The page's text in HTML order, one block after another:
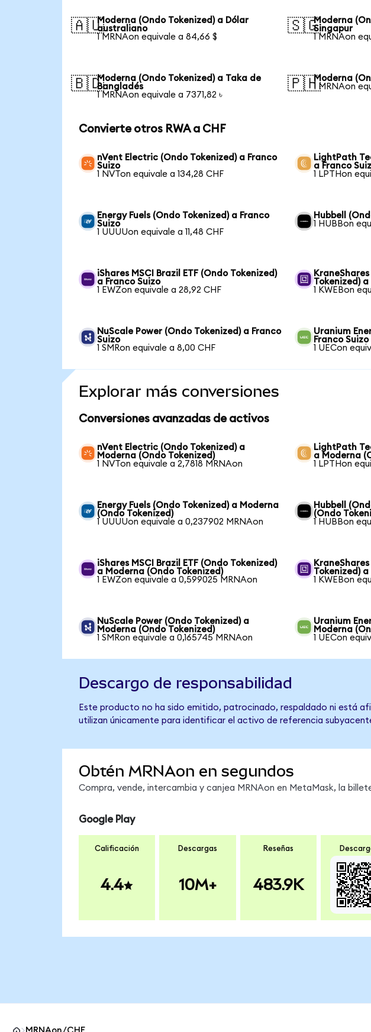
🇦🇺Moderna (Ondo Tokenized) a Dólar
australiano
1 MRNAon equivale a 84,66 $
🇸🇬Moderna
Singapur
1 MRNAon
🇧🇩Moderna (Ondo Tokenized) a Taka de
Bangladés
1 MRNAon equivale a 7371,82 ৳
🇵🇭Moderna
1 MRNAon
Convierte otros RWA a CHF
nVent Electric (Ondo Tokenized) a Franco
Suizo
1 NVTon equivale a 134,28 CHF
LightPath
a Franco
1 LPTHon
Energy Fuels (Ondo Tokenized) a Franco
Suizo
1 UUUUon equivale a 11,48 CHF
Hubbell
1 HUBBon
iShares MSCI Brazil ETF (Ondo Tokenized)
a Franco Suizo
1 EWZon equivale a 28,92 CHF
Tokenized) a
1 KWEBon
NuScale Power (Ondo Tokenized) a Franco
Suizo
1 SMRon equivale a 8,00 CHF
Uranium
Franco Suizo
1 UECon
Explorar más conversiones
Conversiones avanzadas de activos
nVent Electric (Ondo Tokenized) a
Moderna (Ondo Tokenized)
1 NVTon equivale a 2,7818 MRNAon
LightPath
a Moderna
1 LPTHon
Energy Fuels (Ondo Tokenized) a Moderna
(Ondo Tokenized)
1 UUUUon equivale a 0,237902 MRNAon
Hubbell
(Ondo
1 HUBBon
iShares MSCI Brazil ETF (Ondo Tokenized)
a Moderna (Ondo Tokenized)
1 EWZon equivale a 0,599025 MRNAon
Tokenized)
1 KWEBon
NuScale Power (Ondo Tokenized) a
Moderna (Ondo Tokenized)
1 SMRon equivale a 0,165745 MRNAon
Uranium
Moderna
1 UECon
Descargo de responsabilidad
Este producto no ha sido emitido, patrocinado, respaldado ni está
utilizan únicamente para identificar el activo de referencia
Obtén MRNAon en segundos
Compra, vende, intercambia y canjea MRNAon en MetaMask, la
Google Play
Calificación
4.4
Descargas
10M+
Reseñas
483.9K